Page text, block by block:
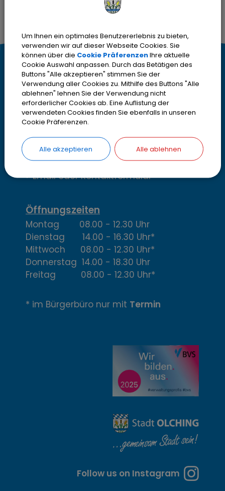
K
o
n
t
a
k
,
Ö
f
f
n
u
Kontakt
Stadt Olching
Rebhuhnstr. 18
82140 Olching
Telefax
08142 200-4000
IBAN DE13700530700001952316
> Email oder Kontaktformular
Öffnungszeiten
Montag 08.00 - 12.30 Uhr
Dienstag 14.00 - 16.30 Uhr*
Mittwoch 08.00 - 12.30 Uhr*
Donnerstag 14.00 - 18.30 Uhr
Freitag 08.00 - 12.30 Uhr*
* im Bürgerbüro nur mit Termin
Follow us on Instagram
Um Ihnen ein optimales Benutzererlebnis zu bieten,
verwenden wir auf dieser Webseite Cookies. Sie
können über die Cookie PräferenzenIhre aktuelle
Cookie Auswahl anpassen. Durch das Betätigen des
Buttons "Alle akzeptieren" stimmen Sie der
Verwendung aller Cookies zu. Mithilfe des Buttons "Alle
ablehnen" lehnen Sie der Verwendung nicht
erforderlicher Cookies ab. Eine Auflistung der
verwendeten Cookies finden Sie ebenfalls in unseren
Cookie Präferenzen.
Alle akzeptieren Alle ablehnen